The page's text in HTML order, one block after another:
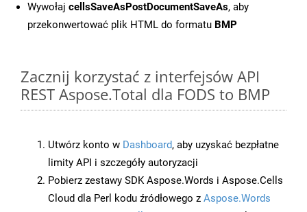
Wywołaj cellsSaveAsPostDocumentSaveAs, aby
przekonwertować plik HTML do formatu BMP
Zacznij korzystać z interfejsów API
REST Aspose.Total dla FODS to BMP
Utwórz konto w Dashboard, aby uzyskać bezpłatne
limity API i szczegóły autoryzacji
Pobierz zestawy SDK Aspose.Words i Aspose.Cells
Cloud dla Perl kodu źródłowego z Aspose.Words